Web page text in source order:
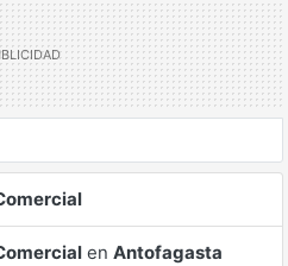
en Antofagasta